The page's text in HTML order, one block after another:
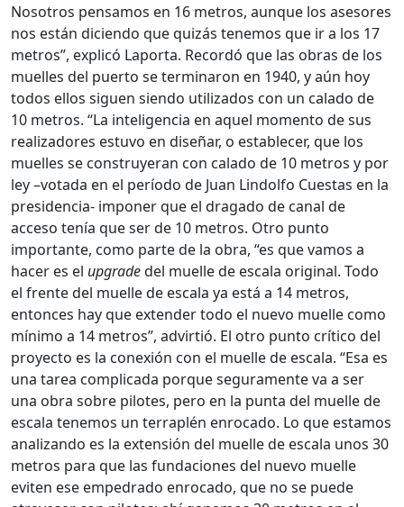
Nosotros pensamos en 16 metros, aunque los asesores
nos están diciendo que quizás tenemos que ir a los 17
metros”, explicó Laporta. Recordó que las obras de los
muelles del puerto se terminaron en 1940, y aún hoy
todos ellos siguen siendo utilizados con un calado de
10 metros. “La inteligencia en aquel momento de sus
realizadores estuvo en diseñar, o establecer, que los
muelles se construyeran con calado de 10 metros y por
ley –votada en el período de Juan Lindolfo Cuestas en la
presidencia- imponer que el dragado de canal de
acceso tenía que ser de 10 metros. Otro punto
importante, como parte de la obra, “es que vamos a
hacer es el upgradedel muelle de escala original. Todo
el frente del muelle de escala ya está a 14 metros,
entonces hay que extender todo el nuevo muelle como
mínimo a 14 metros”, advirtió. El otro punto crítico del
proyecto es la conexión con el muelle de escala. “Esa es
una tarea complicada porque seguramente va a ser
una obra sobre pilotes, pero en la punta del muelle de
escala tenemos un terraplén enrocado. Lo que estamos
analizando es la extensión del muelle de escala unos 30
metros para que las fundaciones del nuevo muelle
eviten ese empedrado enrocado, que no se puede